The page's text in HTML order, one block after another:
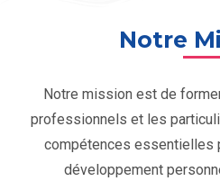
Notre
Notre mission est de
professionnels et les
compétences essentielles
développement